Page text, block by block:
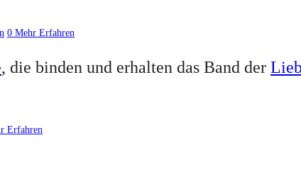
0 Mehr Erfahren
, die binden und erhalten das Band der
Erfahren